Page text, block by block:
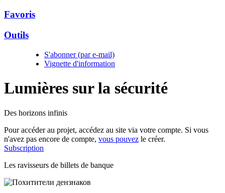
Favoris
Outils
S'abonner (par e-mail)
Vignette d'information
Lumières sur la sécurité
Des horizons infinis
Pour accéder au projet, accédez au site via votre compte. Si vous
n'avez pas encore de compte, vous pouvez le créer.
Subscription
Les ravisseurs de billets de banque